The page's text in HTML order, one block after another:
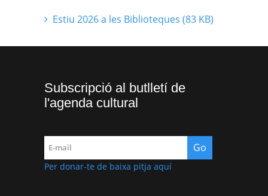
Estiu 2026 a les Biblioteques (83 KB)
Subscripció al butlletí de
l'agenda cultural
Per donar-te de baixa pitja aquí